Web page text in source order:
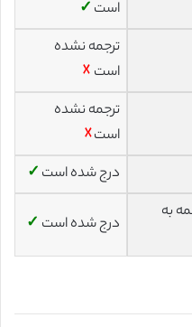
است ✓
ترجمه نشده
است ☓
ترجمه نشده
است☓
درج شده است ✓
به
درج شده است ✓